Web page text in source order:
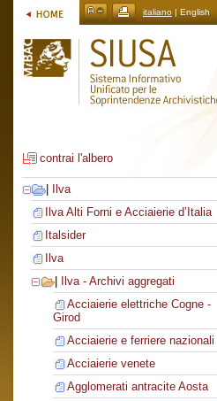
italiano | English
contrai l'albero
Ilva
Ilva Alti Forni e Acciaierie d’Italia
Italsider
Ilva
Ilva - Archivi aggregati
Acciaierie elettriche Cogne -
Girod
Acciaierie e ferriere nazionali
Acciaierie venete
Agglomerati antracite Aosta